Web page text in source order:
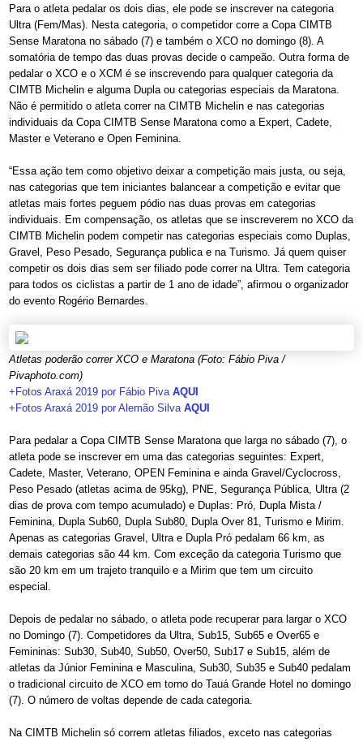
Para o atleta pedalar os dois dias, ele pode se inscrever na categoria
Ultra (Fem/Mas). Nesta categoria, o competidor corre a Copa CIMTB
Sense Maratona no sábado (7) e também o XCO no domingo (8). A
somatória de tempo das duas provas decide o campeão. Outra forma de
pedalar o XCO e o XCM é se inscrevendo para qualquer categoria da
CIMTB Michelin e alguma Dupla ou categorias especiais da Maratona.
Não é permitido o atleta correr na CIMTB Michelin e nas categorias
individuais da Copa CIMTB Sense Maratonacomo a Expert, Cadete,
Master e Veterano e Open Feminina.
“Essa ação tem como objetivo deixar a competição mais justa, ou seja,
nas categorias que tem iniciantes balancear a competição e evitar que
atletas mais fortes peguem pódio nas duas provas em categorias
individuais. Em compensação, os atletas que se inscreverem no XCO da
CIMTB Michelin podem competir nas categorias especiais como Duplas,
Gravel, Peso Pesado, Segurança publica e na Turismo. Já quem quiser
competir os dois dias sem ser filiado pode correr na Ultra. Tem categoria
para todos os ciclistas a partir de 1 ano de idade”, afirmou o organizador
do evento Rogério Bernardes.
Atletas poderão correr XCO e Maratona (Foto: Fábio Piva /
Pivaphoto.com)
+Fotos Araxá 2019 por Fábio Piva AQUI
+Fotos Araxá 2019 por Alemão Silva AQUI
Para pedalar a Copa CIMTB Sense Maratona que larga no sábado (7), o
atleta pode se inscrever em uma das categorias seguintes: Expert,
Cadete, Master, Veterano, OPEN Feminina e ainda Gravel/Cyclocross,
Peso Pesado (atletas acima de 95kg), PNE, Segurança Pública, Ultra (2
dias de prova com tempo acumulado) e Duplas: Pró, Dupla Mista /
Feminina, Dupla Sub60, Dupla Sub80, Dupla Over 81, Turismo e Mirim.
Apenas as categorias Gravel, Ultra e Dupla Pró pedalam 66 km, as
demais categorias são 44 km. Com exceção da categoria Turismo que
são 20 km em um trajeto tranquilo e a Mirim que tem um circuito
especial.
Depois de pedalar no sábado, o atleta pode recuperar para largar o XCO
no Domingo (7). Competidores da Ultra, Sub15, Sub65 e Over65 e
Femininas: Sub30, Sub40, Sub50, Over50, Sub17 e Sub15, além de
atletas da Júnior Feminina e Masculina, Sub30, Sub35 e Sub40 pedalam
o tradicional circuito de XCO em torno do Tauá Grande Hotel no domingo
(7). O número de voltas depende de cada categoria.
Na CIMTB Michelin só correm atletas filiados, exceto nas categorias